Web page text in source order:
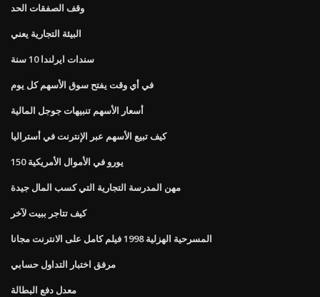
وقف الصفقات الحد
البيئة التجارية يعني
سندات ايرلندا 10 سنة
في أي وقت يفتح سوق الأسهم كل يوم
أسعار الأسهم تنبيهات جوجل المالية
كيف تبيع الأسهم عبر الإنترنت في أستراليا
150 يورو في الأموال الأمريكية
مهن المدرسة التجارية التي كسب المال جيدة
كيف تتاجر ببيت لآخر
المسرحية الهزلية 1998 فيلم كامل على الانترنت مجانا
مرفق اختبار التداول حسابي
معدل دفع البطالة